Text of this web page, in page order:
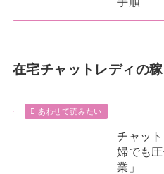
在宅チャットレディの
あわせて読みたい
チャッ
婦でも
業」